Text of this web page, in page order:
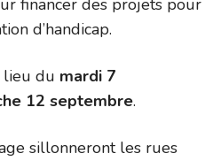
financer des projets pour
d’handicap.
lieu du mardi 7
12 septembre.
sillonneront les rues